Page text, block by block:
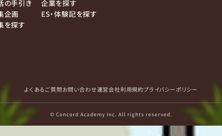
の手引き
企画
を探す
企業を探す
ES・体験記を探す
よくあるご質問お問い合わせ運営会社利用規約プライバシーポリシー
© Concord Academy Inc. All rights reserved.